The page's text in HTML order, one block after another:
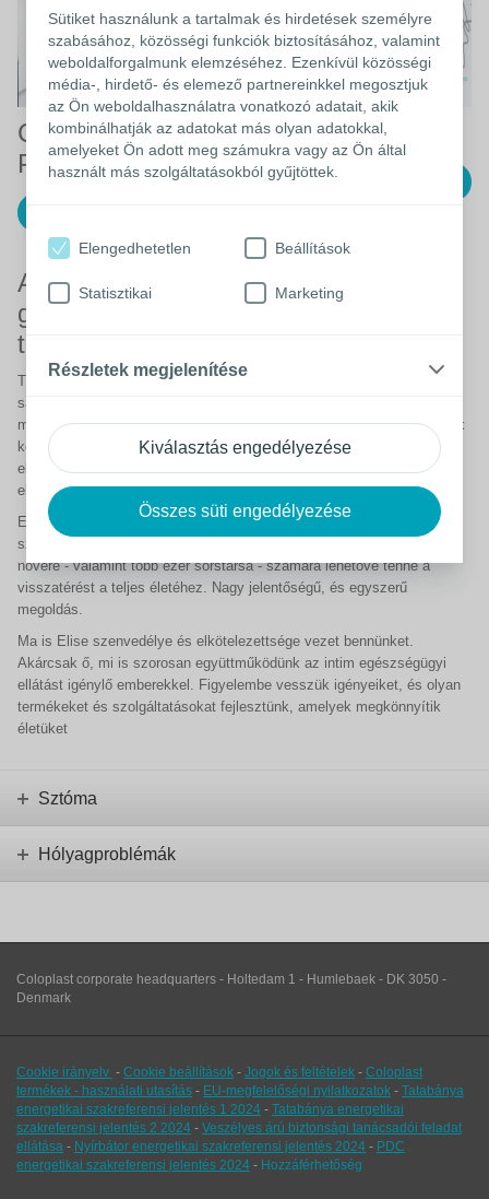
Sütiket használunk a tartalmak és hirdetések személyre
szabásához, közösségi funkciók biztosításához, valamint
weboldalforgalmunk elemzéséhez. Ezenkívül közösségi
média-, hirdető- és elemező partnereinkkel megosztjuk
az Ön weboldalhasználatra vonatkozó adatait, akik
kombinálhatják az adatokat más olyan adatokkal,
amelyeket Ön adott meg számukra vagy az Ön által
használt más szolgáltatásokból gyűjtöttek.
Kiválasztás engedélyezése
Összes süti engedélyezése
Elengedhetetlen Beállítások
Statisztikai Marketing
Részletek megjelenítése
Coloplast Karrier
Portál
Rólunk
Ismerjen meg minket
A Coloplast a világ egyik vezető
gyártója az intim egészségügyi
termékek piacán.
Történetünk 1954-ben indul. Elise Sørensen nővérként dolgozott, és a
saját szemével látta, hogyan változott meg húga életmódja a sztóma
műtétet követően. Aggódott amiatt, hogy Thora többé nem jár emberek
közé, mert attól tartott, hogy sztómája szivárogni kezd a nyilvánosság
előtt. Elise elhatározta, hogy segít testvérének kilépni az
elszigeteltségből.
Egy ragasztógyűrűvel ellátott sztómazacskó ötletével állt elő, amely
szorosan illeszkedik a bőrhöz. Ez megakadályozná a szivárgást, és
nővére - valamint több ezer sorstársa - számára lehetővé tenné a
visszatérést a teljes életéhez. Nagy jelentőségű, és egyszerű
megoldás.
Ma is Elise szenvedélye és elkötelezettsége vezet bennünket.
Akárcsak ő, mi is szorosan együttműködünk az intim egészségügyi
ellátást igénylő emberekkel. Figyelembe vesszük igényeiket, és olyan
termékeket és szolgáltatásokat fejlesztünk, amelyek megkönnyítik
életüket
Sztóma
Hólyagproblémák
Coloplast corporate headquarters - Holtedam 1 - Humlebaek - DK 3050 -
Denmark
Cookie irányelv - Cookie beállítások - Jogok és feltételek - Coloplast
termékek - használati utasítás - EU-megfelelőségi nyilatkozatok - Tatabánya
energetikai szakreferensi jelentés 1 2024 - Tatabánya energetikai
szakreferensi jelentés 2 2024 - Veszélyes árú biztonsági tanácsadói feladat
ellátása - Nyírbátor energetikai szakreferensi jelentés 2024 - PDC
energetikai szakreferensi jelentés 2024 - Hozzáférhetőség